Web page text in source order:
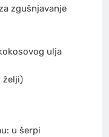
zgušnjavanje
ulja
želji)
u šerpi